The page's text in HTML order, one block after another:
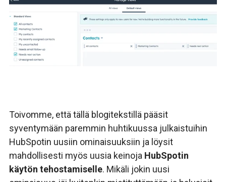
Toivomme, että tällä blogitekstillä pääsit
syventymään paremmin huhtikuussa julkaistuihin
HubSpotin uusiin ominaisuuksiin ja löysit
mahdollisesti myös uusia keinoja HubSpotin
käytön tehostamiselle. Mikäli jokin uusi